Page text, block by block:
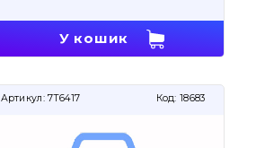
У кошик
Артикул: 7T6417 Код: 18683